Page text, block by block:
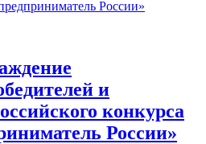
и
конкурса
России»